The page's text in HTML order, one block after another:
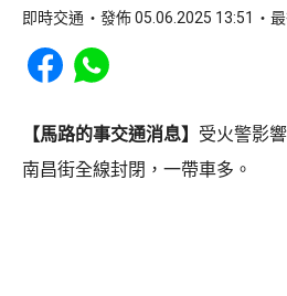
即時交通 發佈 05.06.2025 13:51
Share to Facebook
Share to WhatsApp
【馬路的事交通消息】 受火警影
南昌街全線封閉，一帶車多。